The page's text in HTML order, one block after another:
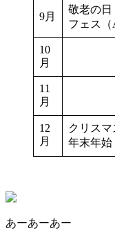
9月
敬老の日
フェス（
10
月
11
月
12
月
クリスマ
年末年始
あーあーあー